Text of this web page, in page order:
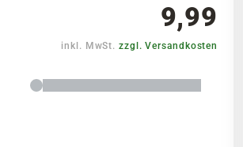
9,99
inkl. MwSt.zzgl. Versandkosten